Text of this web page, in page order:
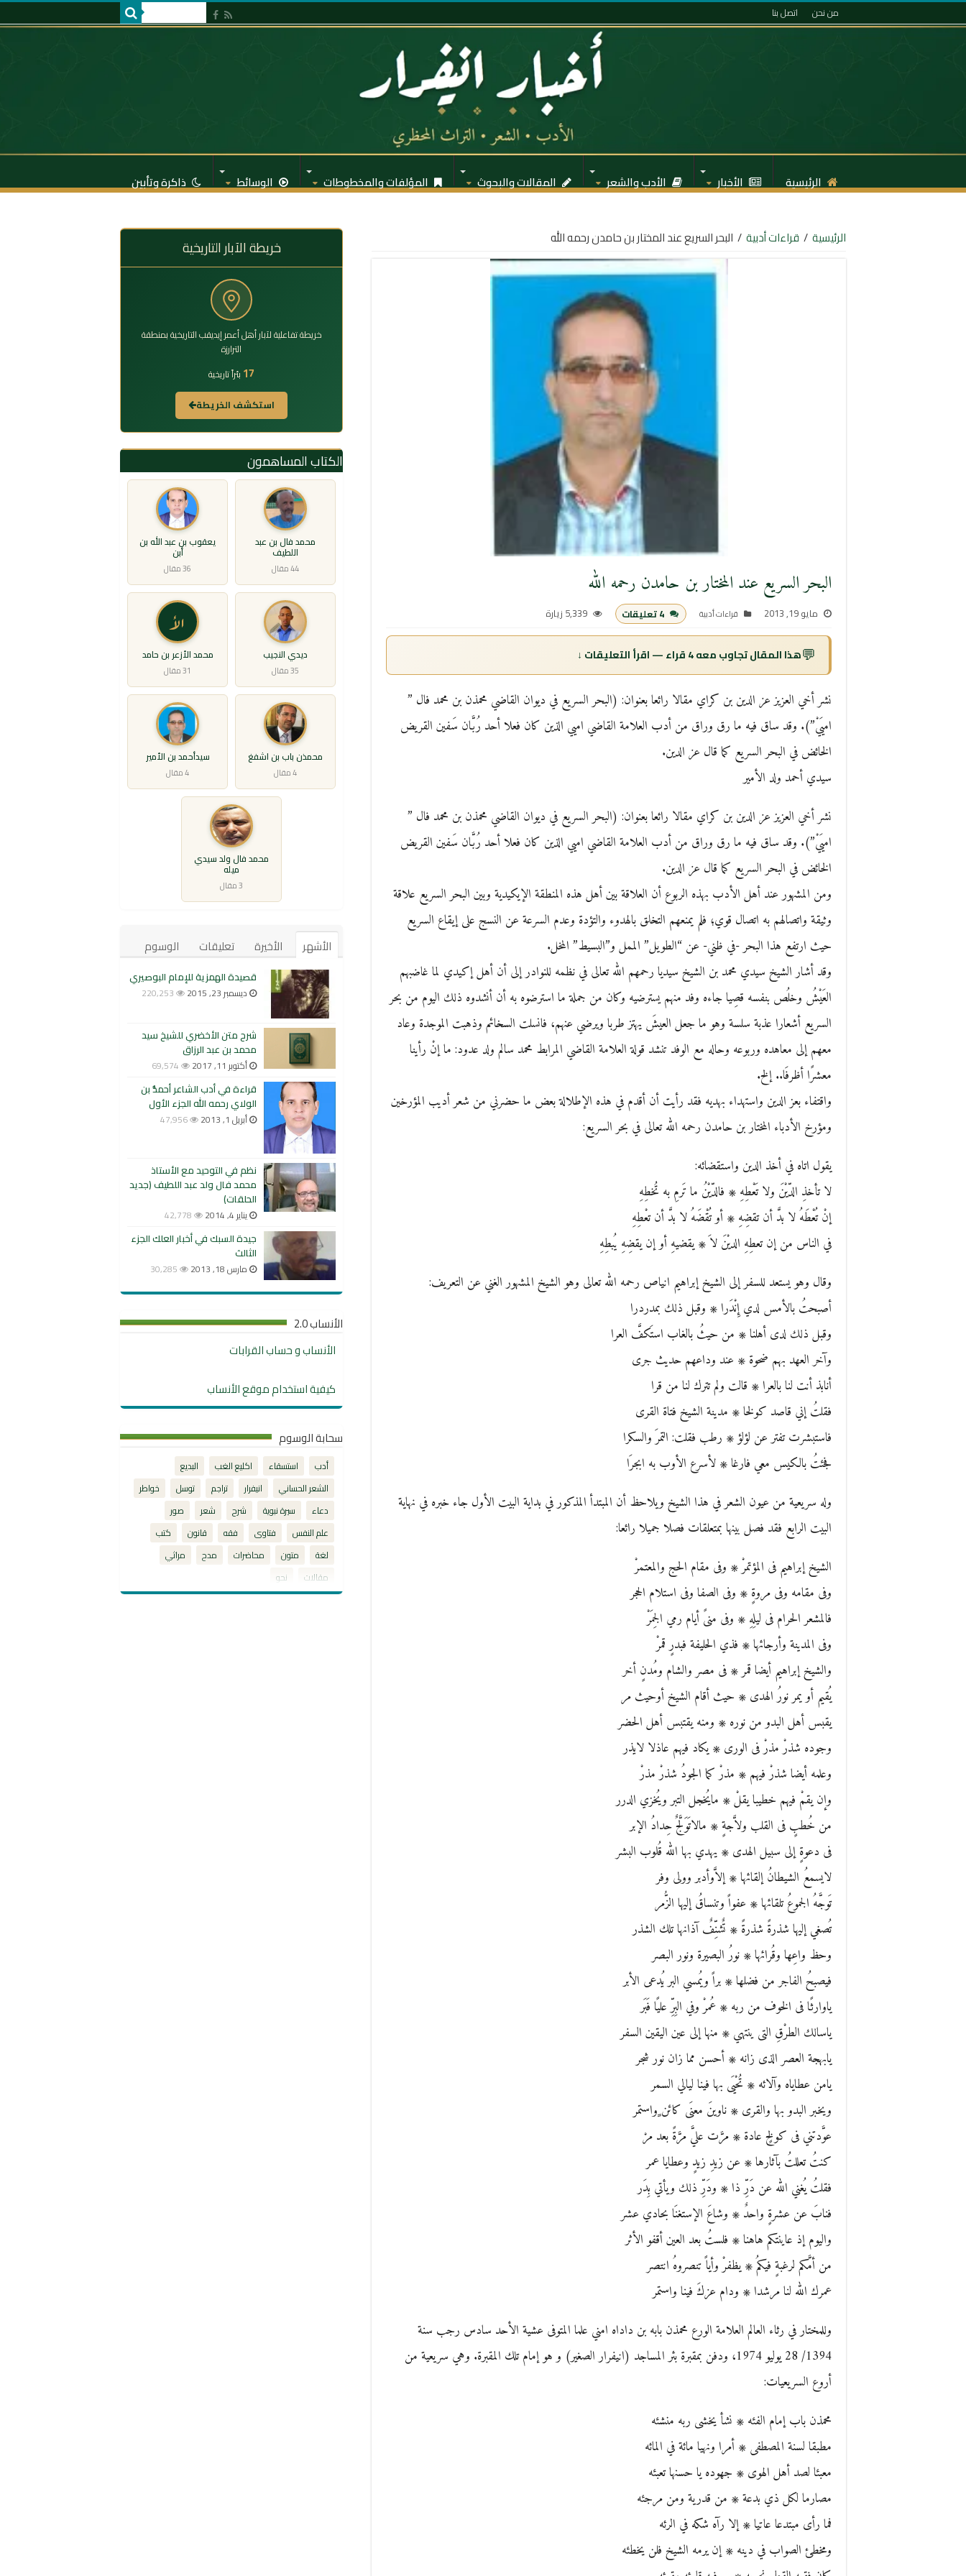
من نحن اتصل بنا
الرئيسية الأخبار الأدب والشعر المقالات والبحوث المؤلفات والمخطوطات الوسائط ذاكرة وتأبين
الرئيسية / قراءات أدبية / البحر السريع عند المختار بن حامدن رحمه الله
البحر السريع عند المختار بن حامدن رحمه الله
مايو 19, 2013 قراءات أدبية 4 تعليقات 5,339 زيارة
💬هذا المقال تجاوب معه 4 قراء — اقرأ التعليقات ↓
نشر أخي العزيز عز الدين بن كراي مقالا رائعا بعنوان: (البحر السريع في ديوان القاضي محمذن بن محمد فال ”
اميَيْ”). وقد ساق فيه ما رق وراق من أدب العلامة القاضي اميي الذين كان فعلا أحد رُبَّان سَفين القريض
الخائض في البحر السريع كما قال عز الدين.
سيدي أحمد ولد الأمير
نشر أخي العزيز عز الدين بن كراي مقالا رائعا بعنوان: (البحر السريع في ديوان القاضي محمذن بن محمد فال ”
اميَيْ”). وقد ساق فيه ما رق وراق من أدب العلامة القاضي اميي الذين كان فعلا أحد رُبَّان سَفين القريض
الخائض في البحر السريع كما قال عز الدين.
ومن المشهور عند أهل الأدب بهذه الربوع أن العلاقة بين أهل هذه المنطقة الإيكيدية وبين البحر السريع علاقة
وثيقة واتصالهم به اتصال قوي؛ فلم يمنعهم التخلق بالهدوء والتؤدة وعدم السرعة عن النسج على إيقاع السريع
حيث ارتفع هذا البحر -في ظني- عن “الطويل” الممل و”البسيط” المخل.
وقد أشار الشيخ سيدي محمد بن الشيخ سيديا رحمهم الله تعالى في نظمه للنوادر إلى أن أهل إكيدي لما غاضبهم
العَيْشُ وخلُص بنفسه قصِيا جاءه وفد منهم يسترضيه وكان من جملة ما استرضوه به أن أنشدوه ذلك اليوم من بحر
السريع أشعارا عذبة سلسة وهو ما جعل العيشَ يهتز طربا ويرضي عنهم، فانسلت السخائم وذهبت الموجدة وعاد
معهم إلى معاهده وربوعه وحاله مع الوفد تنشد قولة العلامة القاضي المرابط محمد سالم ولد عدود: ما إنْ رأينا
معشرًا أظرفَا.. إلخ.
واقتفاء بعز الدين واستهداء بهديه فقد رأيت أن أقدم في هذه الإطلالة بعض ما حضرني من شعر أديب المؤرخين
ومؤرخ الأدباء المختار بن حامدن رحمه الله تعالى في بحر السريع:
يقول اتاه في أخذ الدين واستقضائه:
لا تأخذِ الدّيْنَ ولا تَعْطِهِ ۞ فالدّيْنُ ما تَرمِ به تُخطِهِ
إنْ تُعْطَهُ لا بدَّ أن تقضِهِ ۞ أو تُقْضَهُ لا بدَّ أن تعْطِهِ
في الناس من إن تعطِهِ الديْنَ لاَ ۞ يقضيهِ أو إن يقضِهِ يُبطِهِ
وقال وهو يستعد للسفر إلى الشيخ إبراهيم انياص رحمه الله تعالى وهو الشيخ المشهور الغني عن التعريف:
أصبحتُ بالأمس لدي إِنْدَرا ۞ وقبل ذلك بمدردرا
وقبل ذلك لدى أهلنا ۞ من حيثُ بالغاب استَكفَّ العرا
وآخر العهد بهم ضحوة ۞ عند وداعهم حديث جرى
أنابذ أنت لنا بالعرا ۞ قالت ولم تترك لنا من قرا
فقلتُ إني قاصد كولخا ۞ مدينة الشيخ فتاة القرى
فاستبشرت تفتر عن لؤلؤ ۞ رطب فقلت: التمرَ والسكرا
فجئتُ بالكيس معي فارغا ۞ لأسرع الأوب به ابجرَا
وله سريعية من عيون الشعر في هذا الشيخ ويلاحظ أن المبتدأ المذكور في بداية البيت الأول جاء خبره في نهاية
البيت الرابع فقد فصل بينها بمتعلقات فصلا جميلا رائعا:
الشيخ إبراهيم فى المؤتمرْ ۞ وفى مقام الحج والمعتمرْ
وفى مقامه وفى مروةٍ ۞ وفى الصفا وفى استلام الحجر
فالمشعر الحرام فى ليلِهِ ۞ وفى منىً أيام رمي الجِمَرْ
وفى المدينة وأرجائها ۞ فذي الحليفة فبدرٍ قمرْ
والشيخ إبراهيم أيضا قمر ۞ فى مصر والشام ومُدنٍ أخر
يُقيم أو يمر نورُ الهدى ۞ حيث أقام الشيخ أوحيث مر
يقبس أهل البدو من نوره ۞ ومنه يقتبس أهل الحضر
وجوده شذرْ مذرْ فى الورى ۞ يكاد فيهم عاذلا لايذر
وعلمه أيضا شذرْ فيهم ۞ مذرْ كما الجودُ شذرْ مذرْ
وإن يقمْ فيهم خطيبا يقلْ ۞ مايُخجل التبر ويُخزي الدرر
من خُطبٍ فى القلب ولاَّجةٍ ۞ مالاتَوَلَّجٌ حِدادُ الإبر
فى دعوةٍ إلى سبيل الهدى ۞ يهدي بها الله قُلوب البشر
لايسمعُ الشيطانُ إلقائها ۞ إلاَّوأدبر وولى وفر
تَوجَّهُ الجموعُ تلقائها ۞ عفواً وتنساقُ إليها الزُّمر
تُصغي إليها شذرةً شذرةً ۞ تٌشنِّفٌ آذانها تلك الشذر
وحظ واعِها وقُرائها ۞ نورُ البصيرة ونور البصر
فيصبحُ الفاجر من فضلها ۞ براً ويُمسي البر يُدعى الأبر
ياوارثًا فى الخوف من ربه ۞ عُمرْ وفي البِرِّ عليًا فَبَر
ياسالك الطرْقِ التى ينتهي ۞ منها إلى عين اليقين السفر
يابهجة العصر الذى زانه ۞ أحسن مما زان نور شجر
يامن عطاياه وآلائه ۞ تُحْيَى بها فينا ليالي السمر
ويخبر البدو بها والقرى ۞ ناوينَ معنَى كائن ٍواستمر
عوَّدتني فى كولخٍ عادة ۞ مرَّت عليَّ مرَّةً بعد مرْ
كنتُ تعللتُ بآثارها ۞ عن زيدِ زيدٍ وعطايا عمر
فقلتُ يُغني الله عن دَرِّ ذا ۞ ودَرِّ ذلك ويأتي بِدَر
فنابَ عن عشرةٍ واحدٌ ۞ وشاعَ الإستغنَا بحادي عشر
واليوم إذ عاينتكم هاهنا ۞ فلستُ بعد العين أقفو الأثر
من أمَّكم لرغبةٍ فيكمُ ۞ يظفرْ وأياً تنصروهُ انتصر
عمرك الله لنا مرشدا ۞ ودام عزكَ فينا واستمر
وللمختار في رثاء العالم العلامة الورع محمذن بابه بن داداه امني علما المتوفى عشية الأحد سادس رجب سنة
1394/ 28 يوليو 1974، ودفن بمقبرة بئر المساجد (انيفرار الصغير) و هو إمام تلك المقبرة. وهي سريعية من
أروع السريعيات:
محمذن باب إمام الفئه ۞ نشأ يخشى ربه منشئه
مطبقا لسنة المصطفى ۞ أمرا ونهيا مائة في المائه
معبئا لصد أهل الهوى ۞ جهوده يا حسنها تعبئه
مصارما لكل ذي بدعة ۞ من قدرية ومن مرجئه
فما رأى مبتدعا عاتيا ۞ إلا رآه شكه في الرئه
ومخطئ الصواب في دينه ۞ إن يرمه الشيخ فلن يخطئه
خريطة الآبار التاريخية
خريطة تفاعلية لآبار أهل أعمر إيديقب التاريخية بمنطقة
الترارزة
17 بئراً تاريخية
استكشف الخريطة
الكتاب المساهمون
محمد فال بن عبد
اللطيف
44 مقال
يعقوب بن عبد الله بن
أبن
36 مقال
ديدي النجيب
35 مقال
الأ
محمد الأزعر بن حامد
31 مقال
محمذن باب بن اشفغ
4 مقال
سيدأحمد بن الأمير
4 مقال
محمد فال ولد سيدي
ميله
3 مقال
الأشهر الأخيرة تعليقات الوسوم
قصيدة الهمزية للإمام البوصيري
ديسمبر 23, 2015 220,253
شرح متن الأخضري للشيخ سيد
محمد بن عبد الرزاق
أكتوبر 11, 2017 69,574
قراءة في أدب الشاعر أحمدُّ بن
الولاي رحمه الله الجزء الأول
أبريل 1, 2013 47,956
نظم في التوحيد مع الأستاذ
محمد فال ولد عبد اللطيف (جديد
الحلقات)
يناير 4, 2014 42,778
جيدة السبك في أخبار العلك الجزء
الثالث
مارس 18, 2013 30,285
الأنساب 2.0
الأنساب و حساب القرابات
كيفية استخدام موقع الأنساب
سحابة الوسوم
أدب استسقاء اكليع الغب
البديع
الشعر الحساني
انيفرار تراجم توسل
خواطر
دعاء
سيرة نبوية شرح شعر
صور
علم النفس
فتاوى فقه قانون
كتب
لغة
متون محاضرات مدح
مراثي
مقالات
نحو